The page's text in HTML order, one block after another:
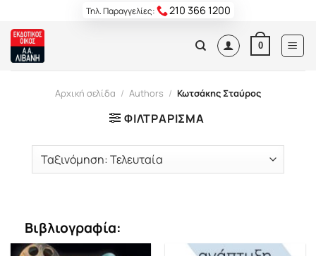
content
Τηλ. Παραγγελίες: 210 366 1200
0
Αρχική σελίδα / Authors / Κωτσάκης Σταύρος
ΦΙΛΤΡΆΡΙΣΜΑ
Βιβλιογραφία: